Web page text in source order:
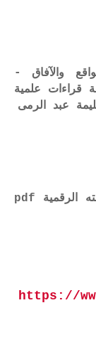
والآفاق -
- العدد 24 من مجلة قراءات علمية
عبد الرمى
لتحميل المقال والمجلة المنشور بها بصيغته الرقمية pdf
https://